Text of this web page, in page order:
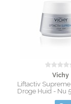
Vichy
Liftactiv
Droge Huid - Nu